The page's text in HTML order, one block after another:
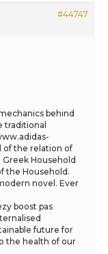
#44747
behind
traditional
of the relation of
Household
the Household.
novel. Ever
boost pas
future for
the health of our